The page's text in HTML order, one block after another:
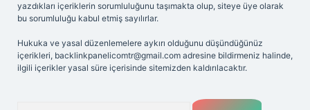
yazdıkları içeriklerin sorumluluğunu taşımakta olup, siteye üye olarak
bu sorumluluğu kabul etmiş sayılırlar.
Hukuka ve yasal düzenlemelere aykırı olduğunu düşündüğünüz
içerikleri, backlinkpanelicomtr@gmail.com adresine bildirmeniz halinde,
ilgili içerikler yasal süre içerisinde sitemizden kaldırılacaktır.